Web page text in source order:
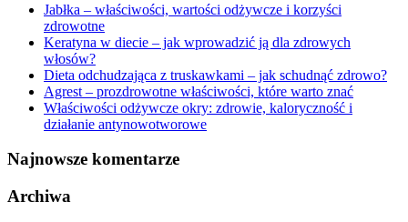
Jabłka – właściwości, wartości odżywcze i korzyści
zdrowotne
Keratyna w diecie – jak wprowadzić ją dla zdrowych
włosów?
Dieta odchudzająca z truskawkami – jak schudnąć zdrowo?
Agrest – prozdrowotne właściwości, które warto znać
Właściwości odżywcze okry: zdrowie, kaloryczność i
działanie antynowotworowe
Najnowsze komentarze
Archiwa